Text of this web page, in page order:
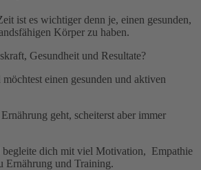
ist es wichtiger denn je, einen gesunden,
Körper zu haben.
Gesundheit und Resultate?
einen gesunden und aktiven
geht, scheiterst aber immer
begleite dich mit viel Motivation, Empathie
Ernährung und Training.